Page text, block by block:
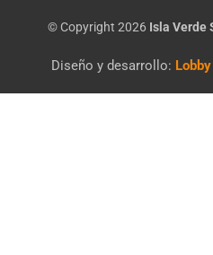
© Copyright 2026 Isla Verde
Diseño y desarrollo: